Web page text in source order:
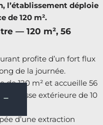
l’établissement déploie
de 120 m².
— 120 m², 56
profite d’un fort flux
de la journée.
de 120 m² et accueille 56
terrasse extérieure de 10
d’une extraction